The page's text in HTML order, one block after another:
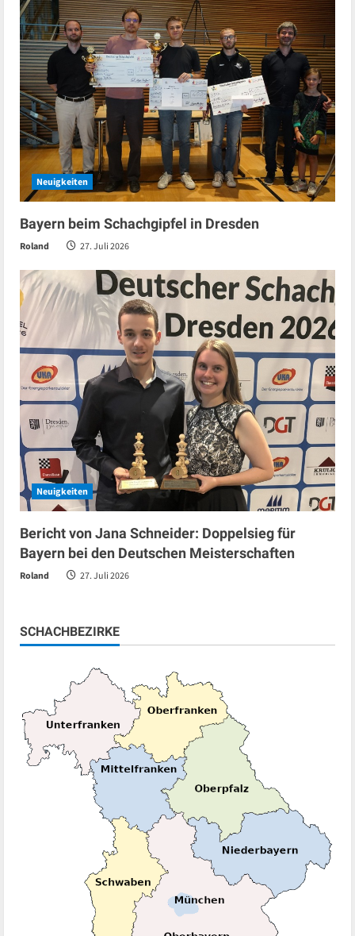
Neuigkeiten
Bayern beim Schachgipfel in Dresden
Roland 27. Juli 2026
Neuigkeiten
Bericht von Jana Schneider: Doppelsieg für
Bayern bei den Deutschen Meisterschaften
Roland 27. Juli 2026
SCHACHBEZIRKE